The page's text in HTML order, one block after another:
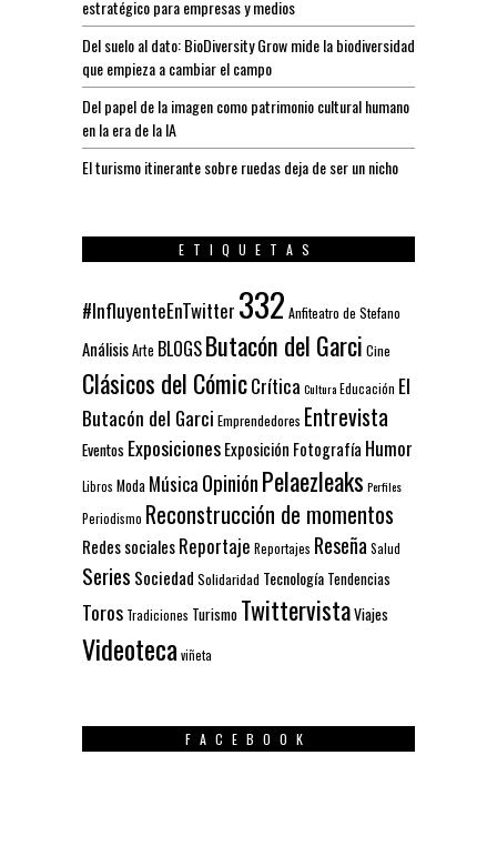
estratégico para empresas y medios
Del suelo al dato: BioDiversity Grow mide la biodiversidad
que empieza a cambiar el campo
Del papel de la imagen como patrimonio cultural humano
en la era de la IA
El turismo itinerante sobre ruedas deja de ser un nicho
ETIQUETAS
#InfluyenteEnTwitter 332 Anfiteatro de Stefano
AnálisisArte BLOGSButacón del Garci Cine
Clásicos del CómicCrítica CulturaEducación El
Butacón del Garci Emprendedores Entrevista
Eventos ExposicionesExposición Fotografía Humor
Libros Moda Música OpiniónPelaezleaks Perfiles
Periodismo Reconstrucción de momentos
Redes socialesReportaje Reportajes Reseña Salud
Series Sociedad Solidaridad Tecnología Tendencias
Toros Tradiciones Turismo TwittervistaViajes
Videoteca viñeta
FACEBOOK